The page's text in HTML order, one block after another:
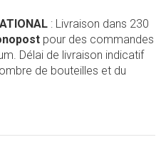
: Livraison dans 230
pour des commandes
Délai de livraison indicatif
de bouteilles et du